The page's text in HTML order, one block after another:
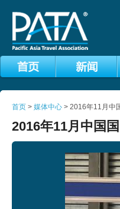
首页 > 媒体中心 > 2016年11月中
2016年11月中国